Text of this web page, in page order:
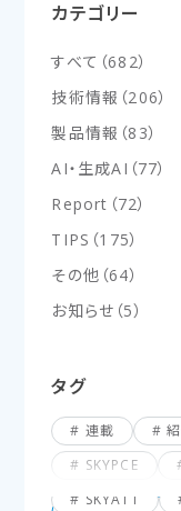
カテゴリー
すべて （682）
技術情報 （206）
製品情報 （83）
AI・生成AI （77）
Report （72）
TIPS （175）
その他 （64）
お知らせ （5）
タグ
連載
SKYPCE
SKYATT